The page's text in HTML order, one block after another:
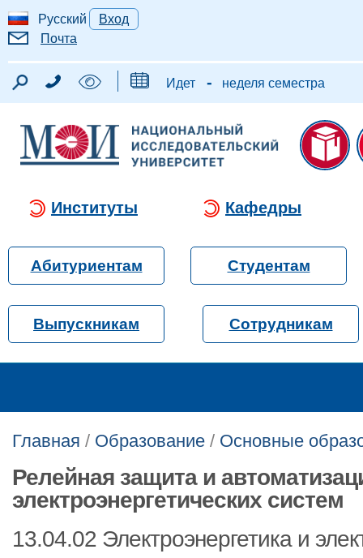
Русский
Вход
Почта
Идет - неделя семестра
Институты Кафедры
Абитуриентам Студентам
Выпускникам Сотрудникам
Главная / Образование / Основные
Релейная защита и
электроэнергетических систем
13.04.02 Электроэнергетика и